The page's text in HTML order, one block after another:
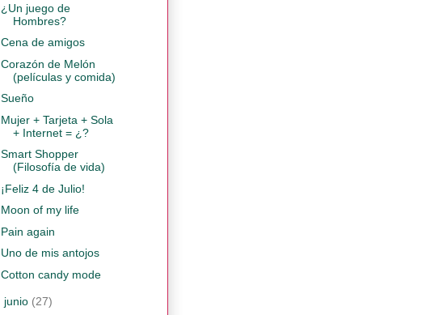
¿Un juego de
Hombres?
Cena de amigos
Corazón de Melón
(películas y comida)
Sueño
Mujer + Tarjeta + Sola
+ Internet = ¿?
Smart Shopper
(Filosofía de vida)
¡Feliz 4 de Julio!
Moon of my life
Pain again
Uno de mis antojos
Cotton candy mode
junio (27)